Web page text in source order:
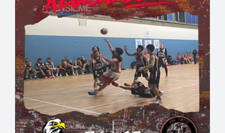
EVENTI
ARTICOLI PROMOZIONALI
CONTATTI